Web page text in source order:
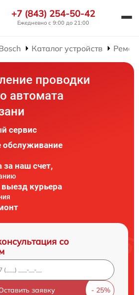
+7 (843) 254-50-42
Ежедневно с 9:00 до 21:00
Каталог устройств
проводки
автомата
сервис
обслуживание
за наш счет,
курьера
со
заявку